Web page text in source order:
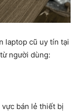
laptop cũ uy tín tại
người dùng:
bán lẻ thiết bị